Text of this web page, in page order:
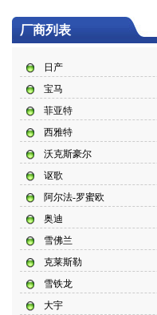
厂商列表
日产
宝马
菲亚特
西雅特
沃克斯豪尔
讴歌
阿尔法-罗蜜欧
奥迪
雪佛兰
克莱斯勒
雪铁龙
大宇